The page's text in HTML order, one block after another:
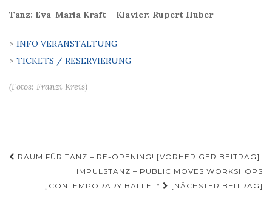
Tanz: Eva-Maria Kraft – Klavier: Rupert Huber
> INFO VERANSTALTUNG
> TICKETS / RESERVIERUNG
(Fotos: Franzi Kreis)
Beitragsnavigation
RAUM FÜR TANZ – RE-OPENING! [VORHERIGER BEITRAG]
IMPULSTANZ – PUBLIC MOVES WORKSHOPS
„CONTEMPORARY BALLET“
[NÄCHSTER BEITRAG]